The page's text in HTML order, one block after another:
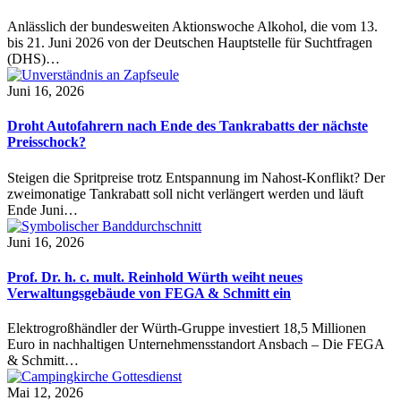
Anlässlich der bundesweiten Aktionswoche Alkohol, die vom 13.
bis 21. Juni 2026 von der Deutschen Hauptstelle für Suchtfragen
(DHS)…
Juni 16, 2026
Droht Autofahrern nach Ende des Tankrabatts der nächste
Preisschock?
Steigen die Spritpreise trotz Entspannung im Nahost-Konflikt? Der
zweimonatige Tankrabatt soll nicht verlängert werden und läuft
Ende Juni…
Juni 16, 2026
Prof. Dr. h. c. mult. Reinhold Würth weiht neues
Verwaltungsgebäude von FEGA & Schmitt ein
Elektrogroßhändler der Würth-Gruppe investiert 18,5 Millionen
Euro in nachhaltigen Unternehmensstandort Ansbach – Die FEGA
& Schmitt…
Mai 12, 2026